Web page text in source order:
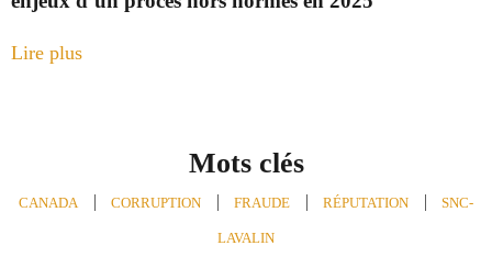
Lire plus
Mots clés
CANADA CORRUPTION FRAUDE RÉPUTATION SNC-
LAVALIN